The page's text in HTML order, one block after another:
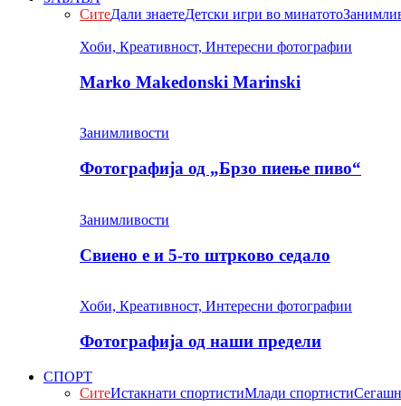
СитеДали знаетеДетски игри во минатото
Хоби, Креативност, Интересни фотографии
Marko Makedonski Marinski
Занимливости
Фотографија од „Брзо пиење пиво“
Занимливости
Свиено е и 5-то штрково седало
Хоби, Креативност, Интересни фотографии
Фотографија од наши предели
СПОРТ
СитеИстакнати спортистиМлади спортисти